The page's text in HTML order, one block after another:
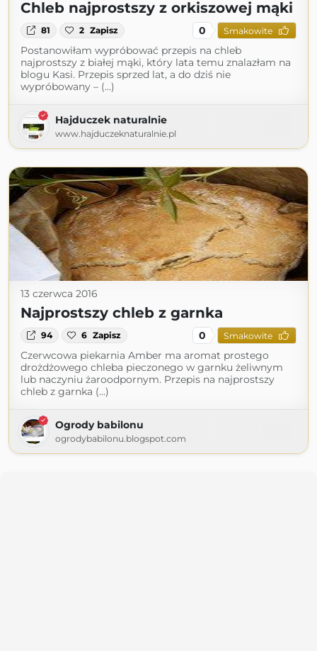
Chleb najprostszy z orkiszowej mąki
81 2 Zapisz 0 Smakowite
Postanowiłam wypróbować przepis na chleb
najprostszy z białej mąki, który lata temu znalazłam na
blogu Kasi. Przepis sprzed lat, a do dziś nie
wypróbowany – (...)
Hajduczek naturalnie
www.hajduczeknaturalnie.pl
13 czerwca 2016
Najprostszy chleb z garnka
94 6 Zapisz 0 Smakowite
Czerwcowa piekarnia Amber ma aromat prostego
drożdżowego chleba pieczonego w garnku żeliwnym
lub naczyniu żaroodpornym. Przepis na najprostszy
chleb z garnka (...)
Ogrody babilonu
ogrodybabilonu.blogspot.com